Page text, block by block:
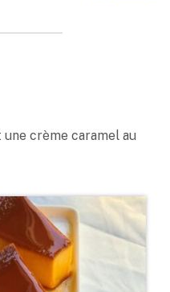
crème caramel au